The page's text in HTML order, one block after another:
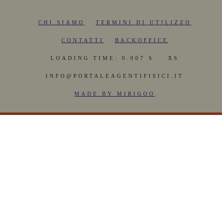
CHI SIAMO TERMINI DI UTILIZZO
CONTATTI BACKOFFICE
LOADING TIME: 0.007 S. XS
INFO@PORTALEAGENTIFISICI.IT
MADE BY MIRIGOO